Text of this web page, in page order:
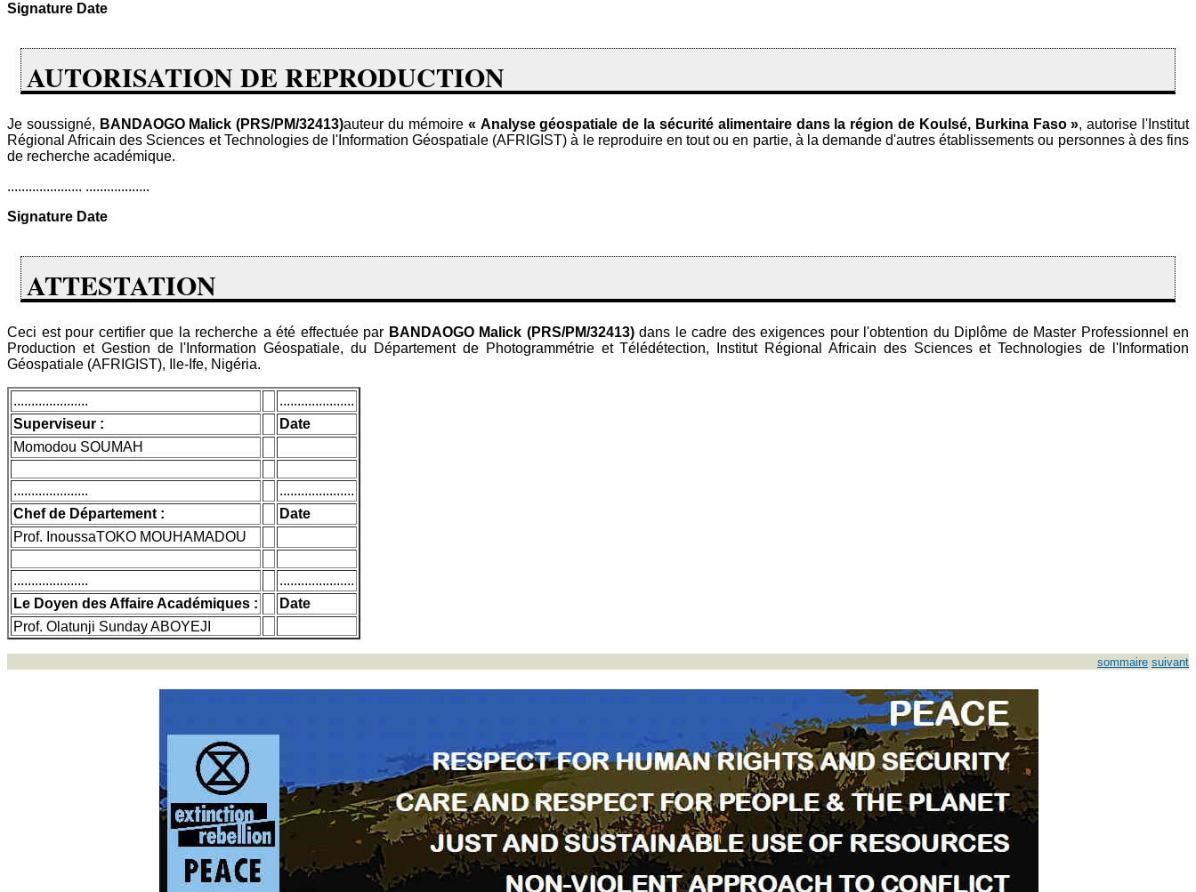
Signature Date
AUTORISATION DE REPRODUCTION
Je soussigné, BANDAOGO Malick (PRS/PM/32413)auteur du mémoire « Analyse géospatiale de la sécurité alimentaire dans la région de Koulsé, Burkina Faso », autorise l'Institut
Régional Africain des Sciences et Technologies de l'Information Géospatiale (AFRIGIST) à le reproduire en tout ou en partie, à la demande d'autres établissements ou personnes à des fins
de recherche académique.
..................... ..................
Signature Date
ATTESTATION
Ceci est pour certifier que la recherche a été effectuée par BANDAOGO Malick (PRS/PM/32413)dans le cadre des exigences pour l'obtention du Diplôme de Master Professionnel en
Production et Gestion de l'Information Géospatiale, du Département de Photogrammétrie et Télédétection, Institut Régional Africain des Sciences et Technologies de l'Information
Géospatiale (AFRIGIST), Ile-Ife, Nigéria.
.....................
.....................
Superviseur :
Date
Momodou SOUMAH
.....................
.....................
Chef de Département :
Date
Prof. InoussaTOKO MOUHAMADOU
.....................
.....................
Le Doyen des Affaire Académiques :
Date
Prof. Olatunji Sunday ABOYEJI
sommaire suivant